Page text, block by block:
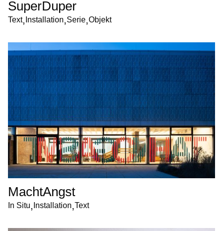
SuperDuper
Text, Installation,Serie,Objekt
MachtAngst
In Situ, Installation,Text